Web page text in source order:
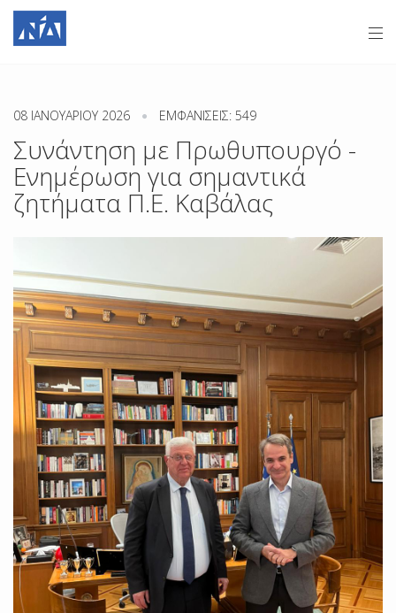
08 ΙΑΝΟΥΑΡΊΟΥ 2026 ΕΜΦΑΝΊΣΕΙΣ: 549
Συνάντηση με Πρωθυπουργό -
Ενημέρωση για σημαντικά
ζητήματα Π.Ε. Καβάλας